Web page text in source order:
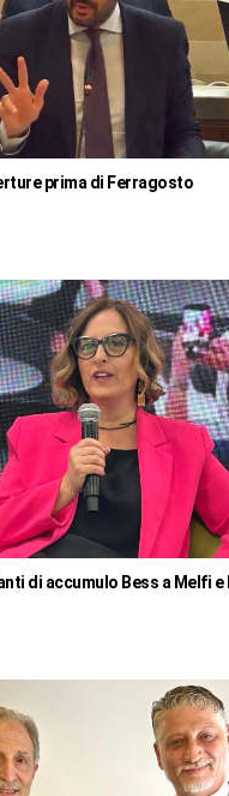
prima di Ferragosto
di accumulo Bess a Melfi e